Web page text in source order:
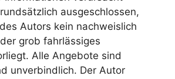
ausgeschlossen,
Autors kein nachweislich
grob fahrlässiges
Alle Angebote sind
unverbindlich. Der Autor